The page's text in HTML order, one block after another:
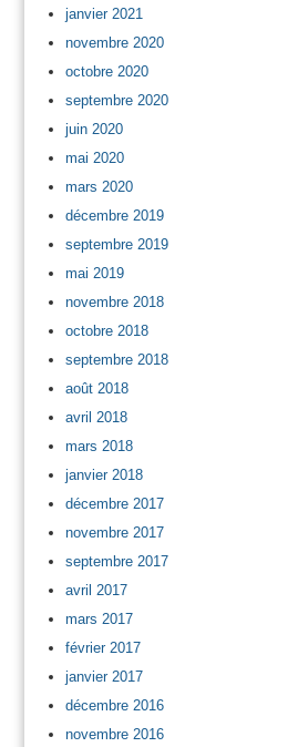
janvier 2021
novembre 2020
octobre 2020
septembre 2020
juin 2020
mai 2020
mars 2020
décembre 2019
septembre 2019
mai 2019
novembre 2018
octobre 2018
septembre 2018
août 2018
avril 2018
mars 2018
janvier 2018
décembre 2017
novembre 2017
septembre 2017
avril 2017
mars 2017
février 2017
janvier 2017
décembre 2016
novembre 2016